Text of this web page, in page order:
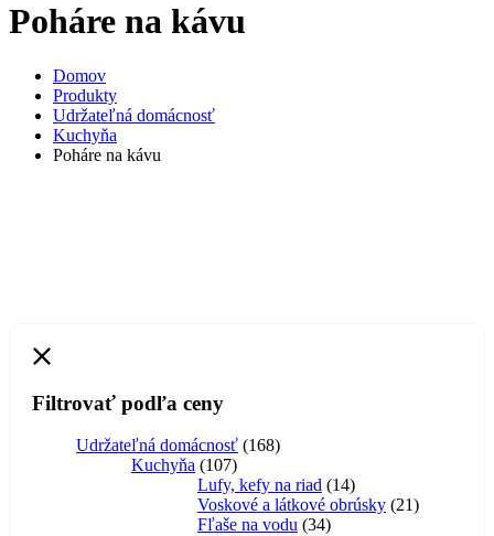
Poháre na kávu
Domov
Produkty
Udržateľná domácnosť
Kuchyňa
Poháre na kávu
Filtrovať podľa ceny
Udržateľná domácnosť 168168
Kuchyňa 107107
produktov
Lufy, kefy na riad 1414
produktov
Voskové a látkové obrúsky 2121
Fľaše na vodu 3434